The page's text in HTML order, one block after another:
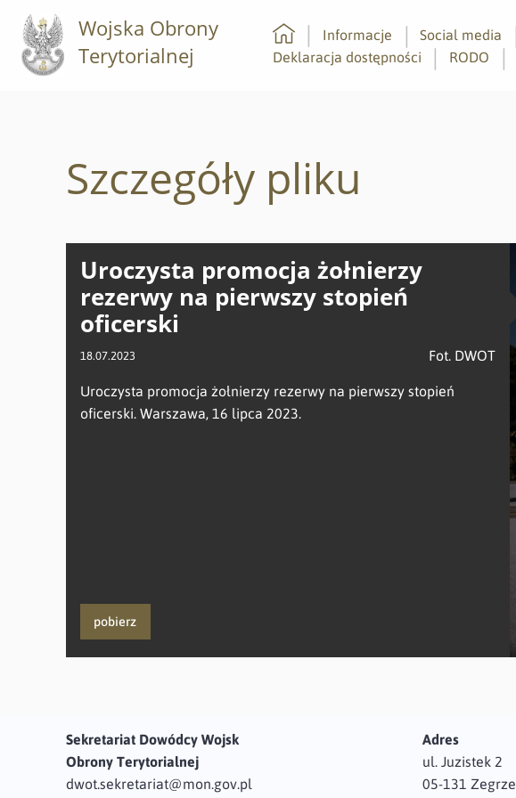
Wojska Obrony
Terytorialnej
Strona główna
Informacje Social media
Deklaracja dostępności
RODO
Szczegóły pliku
Uroczysta promocja żołnierzy
rezerwy na pierwszy stopień
oficerski
18.07.2023 Fot. DWOT
Uroczysta promocja żołnierzy rezerwy na pierwszy stopień
oficerski. Warszawa, 16 lipca 2023.
pobierz
Sekretariat Dowódcy Wojsk
Obrony Terytorialnej
dwot.sekretariat@mon.gov.pl
Adres
ul. Juzistek 2
05-131 Zegrze